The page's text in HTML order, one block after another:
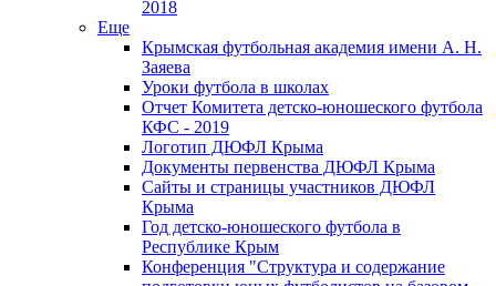
2018
Еще
Крымская футбольная академия имени А. Н.
Заяева
Уроки футбола в школах
Отчет Комитета детско-юношеского футбола
КФС - 2019
Логотип ДЮФЛ Крыма
Документы первенства ДЮФЛ Крыма
Сайты и страницы участников ДЮФЛ
Крыма
Год детско-юношеского футбола в
Республике Крым
Конференция "Структура и содержание